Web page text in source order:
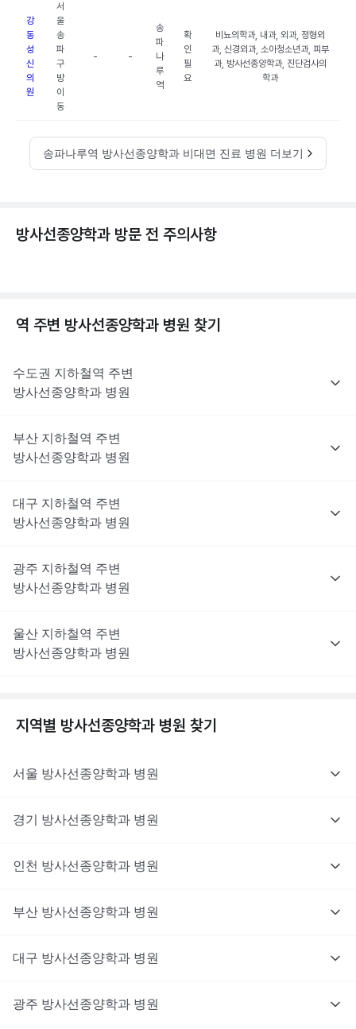
강
동
성
신
의
원
서
울
송
파
구
방
이
동
- -
송
파
나
루
역
확
인
필
요
비뇨의학과, 내과, 외과, 정형외
과, 신경외과, 소아청소년과, 피부
과, 방사선종양학과, 진단검사의
학과
송파나루역 방사선종양학과 비대면 진료 병원 더보기
방사선종양학과 방문 전 주의사항
역 주변 방사선종양학과 병원 찾기
수도권 지하철역 주변
방사선종양학과 병원
부산 지하철역 주변
방사선종양학과 병원
대구 지하철역 주변
방사선종양학과 병원
광주 지하철역 주변
방사선종양학과 병원
울산 지하철역 주변
방사선종양학과 병원
지역별 방사선종양학과 병원 찾기
서울 방사선종양학과 병원
경기 방사선종양학과 병원
인천 방사선종양학과 병원
부산 방사선종양학과 병원
대구 방사선종양학과 병원
광주 방사선종양학과 병원